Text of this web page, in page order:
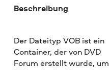
Beschreibung
Der Dateityp VOB ist ein
Container, der von DVD
Forum erstellt wurde, um